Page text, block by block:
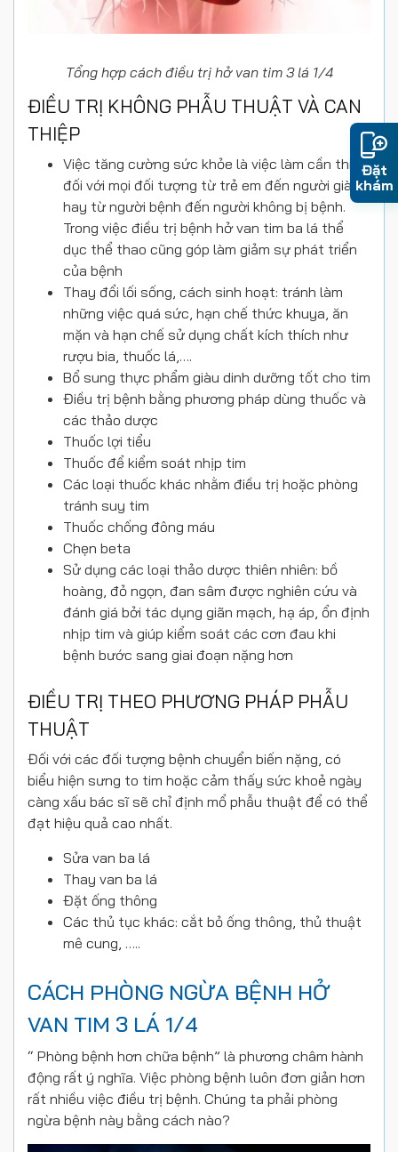
Tổng hợp cách điều trị hở van tim 3 lá 1/4
ĐIỀU TRỊ KHÔNG PHẪU THUẬT VÀ CAN
THIỆP
Việc tăng cường sức khỏe là việc làm cần thiết
đối với mọi đối tượng từ trẻ em đến người già
hay từ người bệnh đến người không bị bệnh.
Trong việc điều trị bệnh hở van tim ba lá thể
dục thể thao cũng góp làm giảm sự phát triển
của bệnh
Thay đổi lối sống, cách sinh hoạt: tránh làm
những việc quá sức, hạn chế thức khuya, ăn
mặn và hạn chế sử dụng chất kích thích như
rượu bia, thuốc lá,….
Bổ sung thực phẩm giàu dinh dưỡng tốt cho tim
Điều trị bệnh bằng phương pháp dùng thuốc và
các thảo dược
Thuốc lợi tiểu
Thuốc để kiểm soát nhịp tim
Các loại thuốc khác nhằm điều trị hoặc phòng
tránh suy tim
Thuốc chống đông máu
Chẹn beta
Sử dụng các loại thảo dược thiên nhiên: bồ
hoàng, đỏ ngọn, đan sâm được nghiên cứu và
đánh giá bởi tác dụng giãn mạch, hạ áp, ổn định
nhịp tim và giúp kiểm soát các cơn đau khi
bệnh bước sang giai đoạn nặng hơn
ĐIỀU TRỊ THEO PHƯƠNG PHÁP PHẪU
THUẬT
Đối với các đối tượng bệnh chuyển biến nặng, có
biểu hiện sưng to tim hoặc cảm thấy sức khoẻ ngày
càng xấu bác sĩ sẽ chỉ định mổ phẫu thuật để có thể
đạt hiệu quả cao nhất.
Sửa van ba lá
Thay van ba lá
Đặt ống thông
Các thủ tục khác: cắt bỏ ống thông, thủ thuật
mê cung, …..
CÁCH PHÒNG NGỪA BỆNH HỞ
VAN TIM 3 LÁ 1/4
“ Phòng bệnh hơn chữa bệnh” là phương châm hành
động rất ý nghĩa. Việc phòng bệnh luôn đơn giản hơn
rất nhiều việc điều trị bệnh. Chúng ta phải phòng
ngừa bệnh này bằng cách nào?
Đặt
khám